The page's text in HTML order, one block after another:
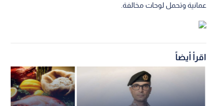
عمانية وتحمل لوحات مخالفة.
اقرأ أيضاً